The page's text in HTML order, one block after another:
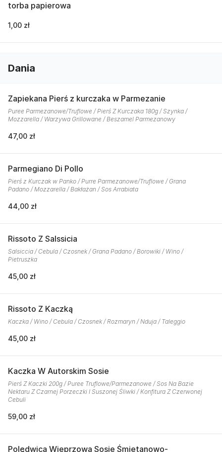
torba papierowa
1,00 zł
Dania
Zapiekana Pierś z kurczaka w Parmezanie
Puree Parmezanowe/Truflowe / Pierś Z Kurczaka 180g / Szynka /
Mozzarella / Warzywa Grillowane / Beszamel Parmezanowy
47,00 zł
Parmegiano Di Pollo
Pierś z Kurczak w Panko / Purre Parmezanowe/Truflowe / Grana
Padano / Mozzarella / Bakłażan / Sos Arrabiata
44,00 zł
Rissoto Z Salssicia
Salsiccia / Cebula / Czosnek / Grana Padano / Borowiki / Wino /
Pietruszka
45,00 zł
Rissoto Z Kaczką
Kaczka / Wino / Cebula / Czosnek / Rozmaryn / Nduja / Taleggio
45,00 zł
Kaczka W Autorskim Sosie
Pierś Z Kaczki 200g / Puree Truflowe/Parmezanowe / Sos Na Bazie
Nektaru Z Czarnej Porzeczki I Suszonej Śliwki / Konfitura Z Czerwonej
Cebuli
59,00 zł
Polędwica Wieprzowa Sosie Śmietanowo-